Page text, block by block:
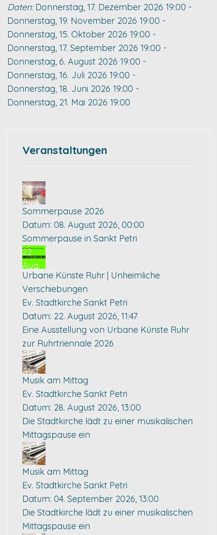
Daten:Donnerstag, 17. Dezember 2026 19:00 -
Donnerstag, 19. November 2026 19:00 -
Donnerstag, 15. Oktober 2026 19:00 -
Donnerstag, 17. September 2026 19:00 -
Donnerstag, 6. August 2026 19:00 -
Donnerstag, 16. Juli 2026 19:00 -
Donnerstag, 18. Juni 2026 19:00 -
Donnerstag, 21. Mai 2026 19:00
Veranstaltungen
08
Aug.
Sommerpause 2026
Datum: 08. August 2026, 00:00
Sommerpause in Sankt Petri
22
Aug.
Urbane Künste Ruhr | Unheimliche
Verschiebungen
Ev. Stadtkirche Sankt Petri
Datum: 22. August 2026, 11:47
Eine Ausstellung von Urbane Künste Ruhr
zur Ruhrtriennale 2026
28
Aug.
Musik am Mittag
Ev. Stadtkirche Sankt Petri
Datum: 28. August 2026, 13:00
Die Stadtkirche lädt zu einer musikalischen
Mittagspause ein
04
Sep.
Musik am Mittag
Ev. Stadtkirche Sankt Petri
Datum: 04. September 2026, 13:00
Die Stadtkirche lädt zu einer musikalischen
Mittagspause ein